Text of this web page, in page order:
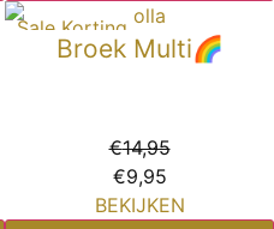
Sale Korting
Broek Multi🌈
€14,95
€9,95
BEKIJKEN